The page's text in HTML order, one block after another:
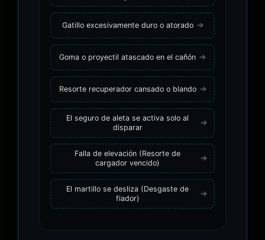
Gatillo excesivamente duro o atorado
Goma o proyectil atascado en el cañón
Resorte recuperador cansado o blando
El seguro de aleta se activa solo al
disparar
Falla de elevación (Resorte de
cargador vencido)
El martillo se desliza (Desgaste de
fiador)